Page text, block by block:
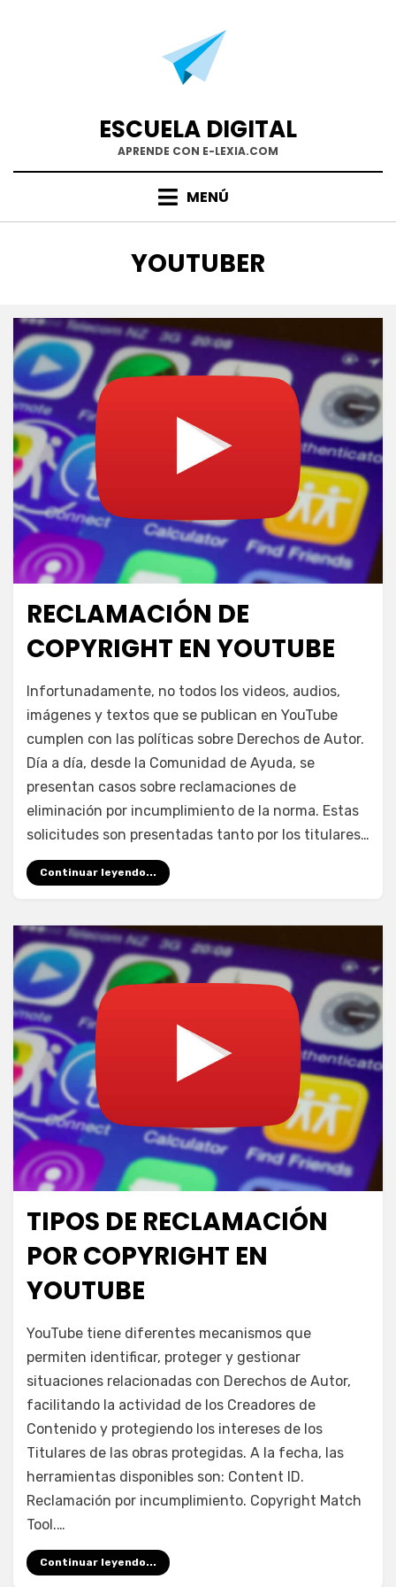
ESCUELA DIGITAL
APRENDE CON E-LEXIA.COM
MENÚ
ETIQUETA
:
YOUTUBER
Publicada
el
agosto 2, 2024
Escuela YouTube
RECLAMACIÓN DE
COPYRIGHT EN YOUTUBE
por juancadotcom
Deja un comentario
de
copyright
en
YouTube
Infortunadamente, no todos los videos, audios,
imágenes y textos que se publican en YouTube
cumplen con las políticas sobre Derechos de Autor.
Día a día, desde la Comunidad de Ayuda, se
presentan casos sobre reclamaciones de
eliminación por incumplimiento de la norma. Estas
solicitudes son presentadas tanto por los titulares…
Continuar leyendo...
Publicada
el
agosto 1, 2024
Escuela YouTube
TIPOS DE RECLAMACIÓN
POR COPYRIGHT EN
YOUTUBE
por juancadotcom
Deja un comentario
de
reclamación
por
copyright
YouTube
YouTube tiene diferentes mecanismos que
permiten identificar, proteger y gestionar
situaciones relacionadas con Derechos de Autor,
facilitando la actividad de los Creadores de
Contenido y protegiendo los intereses de los
Titulares de las obras protegidas. A la fecha, las
herramientas disponibles son: Content ID.
Reclamación por incumplimiento. Copyright Match
Tool.…
Continuar leyendo...